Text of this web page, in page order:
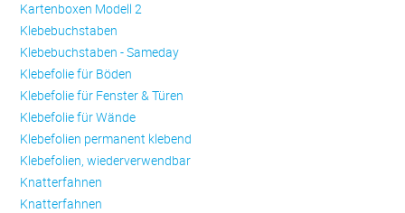
Kartenboxen Modell 2
Klebebuchstaben
Klebebuchstaben - Sameday
Klebefolie für Böden
Klebefolie für Fenster & Türen
Klebefolie für Wände
Klebefolien permanent klebend
Klebefolien, wiederverwendbar
Knatterfahnen
Knatterfahnen